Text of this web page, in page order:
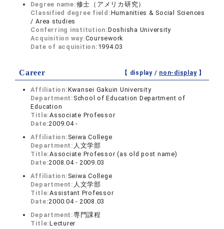
Degree name:修士（アメリカ研究）
Classified degree field:Humanities & Social Sciences
/ Area studies
Conferring institution:Doshisha University
Acquisition way:Coursework
Date of acquisition: 1994.03
Career 【 display / non-display】
Affiliation:Kwansei Gakuin University
Department: School of Education Department of
Education
Title:Associate Professor
Date:2009.04 -
Affiliation: Seiwa College
Department: 人文学部
Title:Associate Professor (as old post name)
Date:2008.04 - 2009.03
Affiliation: Seiwa College
Department: 人文学部
Title:Assistant Professor
Date:2000.04 - 2008.03
Department:専門課程
Title:Lecturer